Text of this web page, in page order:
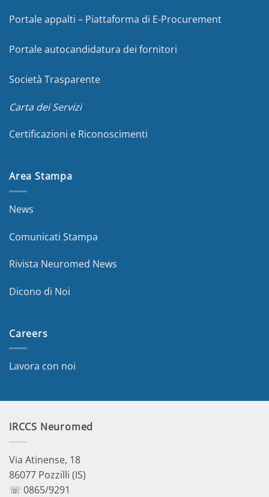
Portale appalti – Piattaforma di E-Procurement
Portale autocandidatura dei fornitori
Società Trasparente
Carta dei Servizi
Certificazioni e Riconoscimenti
Area Stampa
News
Comunicati Stampa
Rivista Neuromed News
Dicono di Noi
Careers
Lavora con noi
IRCCS Neuromed
Via Atinense, 18
86077 Pozzilli (IS)
☏ 0865/9291